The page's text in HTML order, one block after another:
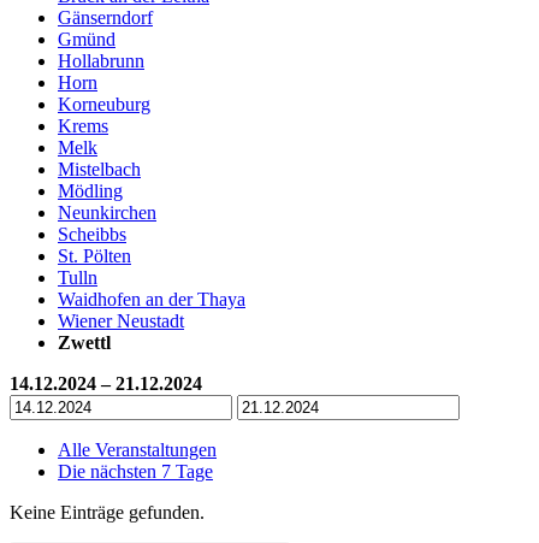
Gänserndorf
Gmünd
Hollabrunn
Horn
Korneuburg
Krems
Melk
Mistelbach
Mödling
Neunkirchen
Scheibbs
St. Pölten
Tulln
Waidhofen an der Thaya
Wiener Neustadt
Zwettl
14.12.2024 – 21.12.2024
Alle Veranstaltungen
Die nächsten 7 Tage
Keine Einträge gefunden.